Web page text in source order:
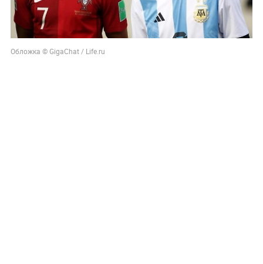
Обложка © GigaChat / Life.ru